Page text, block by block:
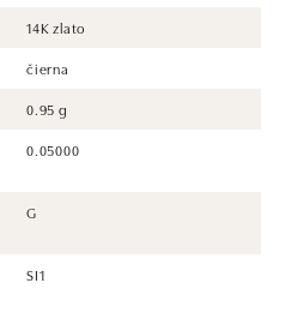
14K zlato
čierna
0.95 g
0.05000
G
SI1